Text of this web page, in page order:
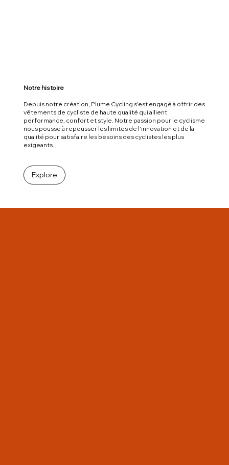
Notre histoire
Depuis notre création, Plume Cycling s'est engagé à offrir des
vêtements de cycliste de haute qualité qui allient
performance, confort et style. Notre passion pour le cyclisme
nous pousse à repousser les limites de l'innovation et de la
qualité pour satisfaire les besoins des cyclistes les plus
exigeants.
Explore